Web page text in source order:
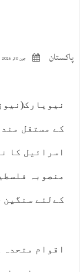
پاکستان جون 30, 2026
کے مستقل
اسرائیل کا
منصوبہ
کےلئے سنگین
اقوام متحدہ